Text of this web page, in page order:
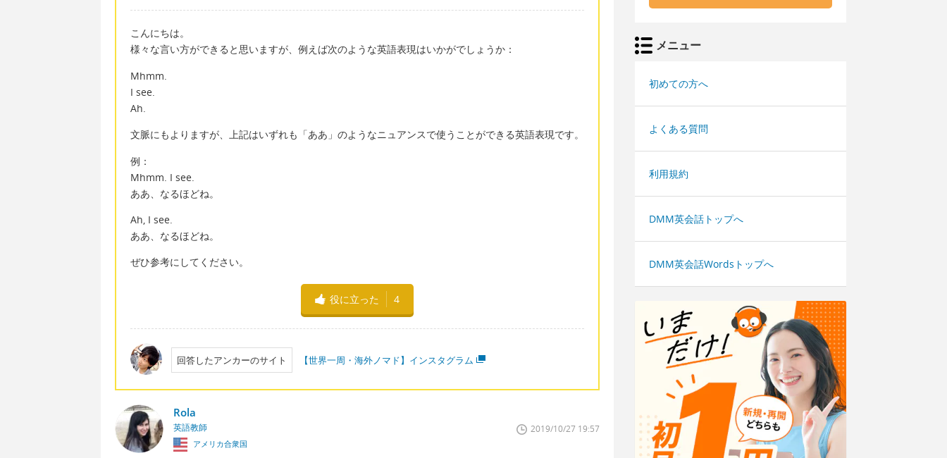
こんにちは。
様々な言い方ができると思いますが、例えば次のような英語表現はいかがでしょうか：
Mhmm.
I see.
Ah.
文脈にもよりますが、上記はいずれも「ああ」のようなニュアンスで使うことができる英語表現です。
例：
Mhmm. I see.
ああ、なるほどね。
Ah, I see.
ああ、なるほどね。
ぜひ参考にしてください。
役に立った 4
回答したアンカーのサイト 【世界一周・海外ノマド】インスタグラム
Rola
英語教師
アメリカ合衆国
2019/10/27 19:57
メニュー
初めての方へ
よくある質問
利用規約
DMM英会話トップへ
DMM英会話Wordsトップへ